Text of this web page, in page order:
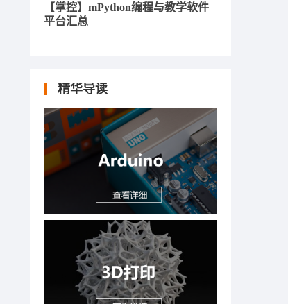
【掌控】mPython编程与教学软件
平台汇总
精华导读